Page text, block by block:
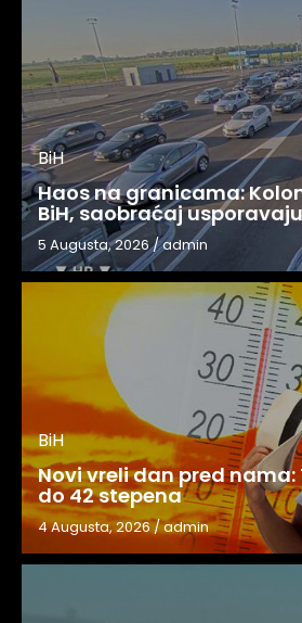
BiH
Haos na granicama:
BiH, saobraćaj
5 Augusta, 2026/admin
BiH
Novi vreli dan pred
do 42 stepena
4 Augusta, 2026/admin